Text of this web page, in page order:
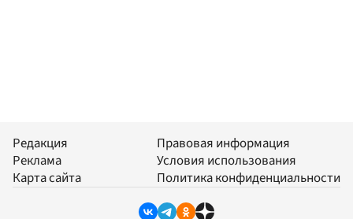
Редакция
Реклама
Карта сайта
Правовая информация
Условия использования
Политика конфиденциальности